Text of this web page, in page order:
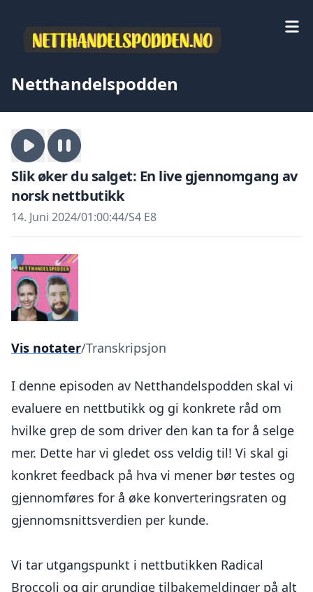
Netthandelspodden
Slik øker du salget: En live gjennomgang av
norsk nettbutikk
14. Juni 2024/01:00:44/S4 E8
Vis notater/Transkripsjon
I denne episoden av Netthandelspodden skal vi
evaluere en nettbutikk og gi konkrete råd om
hvilke grep de som driver den kan ta for å selge
mer. Dette har vi gledet oss veldig til! Vi skal gi
konkret feedback på hva vi mener bør testes og
gjennomføres for å øke konverteringsraten og
gjennomsnittsverdien per kunde.
Vi tar utgangspunkt i nettbutikken Radical
Broccoli og gir grundige tilbakemeldinger på alt